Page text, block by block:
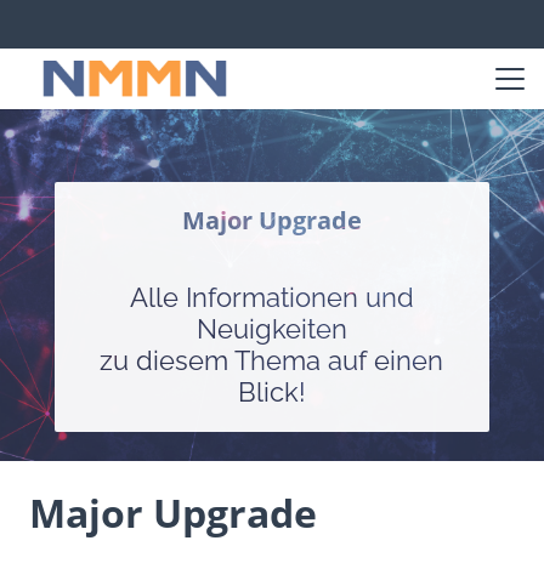
Major Upgrade
Alle Informationen und
Neuigkeiten
zu diesem Thema auf einen
Blick!
Major Upgrade